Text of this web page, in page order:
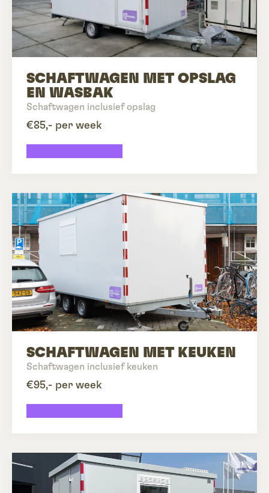
SCHAFTWAGEN MET OPSLAG
EN WASBAK
Schaftwagen inclusief opslag
€85,- per week
SCHAFTWAGEN MET KEUKEN
Schaftwagen inclusief keuken
€95,- per week